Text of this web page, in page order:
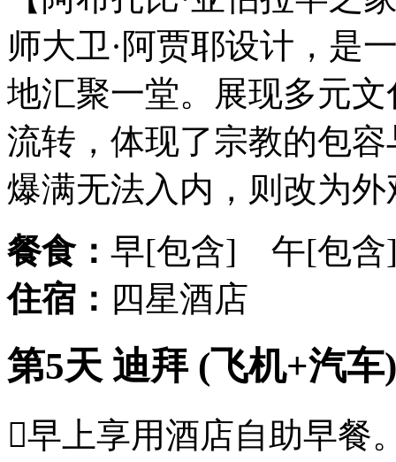
师大卫·阿贾耶设计，是
地汇聚一堂。展现多元
流转，体现了宗教的包
爆满无法入内，则改为外
餐食： 早[包含] 午[包
住宿： 四星酒店
第5天 迪拜 (飞机+汽车)
早上享用酒店自助早餐